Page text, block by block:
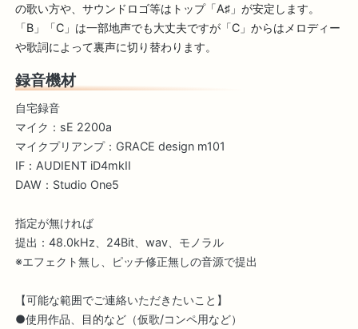
の歌い方や、サウンドロゴ等はトップ「A♯」が安定します。
「B」「C」は一部地声でも大丈夫ですが「C」からはメロディー
や歌詞によって裏声に切り替わります。
録音機材
自宅録音
マイク：sE 2200a
マイクプリアンプ：GRACE design m101
IF：AUDIENT iD4mkII
DAW：Studio One5
指定が無ければ
提出：48.0kHz、24Bit、wav、モノラル
※エフェクト無し、ピッチ修正無しの音源で提出
【可能な範囲でご連絡いただきたいこと】
●使用作品、目的など（仮歌/コンペ用など）